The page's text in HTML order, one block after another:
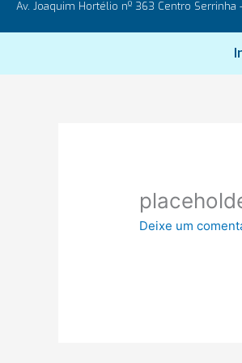
Av. Joaquim Hortélio nº 363 Centro Serrinha
Deixe um